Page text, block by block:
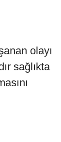
olayı
sağlıkta